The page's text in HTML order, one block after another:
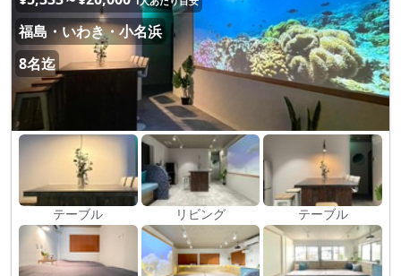
福島・いわき・小名浜
8名迄
テーブル リビング テーブル